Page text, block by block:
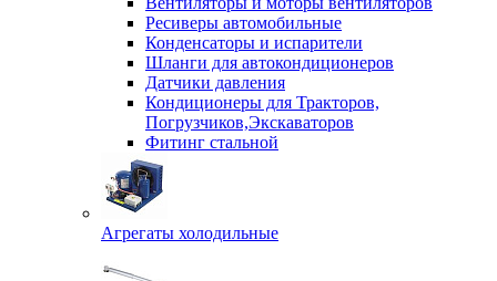
Ресиверы автомобильные
Конденсаторы и испарители
Шланги для автокондиционеров
Датчики давления
Кондиционеры для Тракторов,
Погрузчиков,Экскаваторов
Фитинг стальной
Агрегаты холодильные